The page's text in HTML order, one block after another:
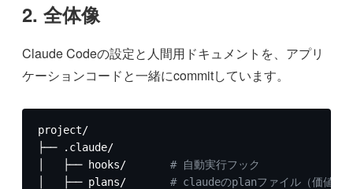
2. 全体像
Claude Codeの設定と人間用ドキュメントを、アプリ
ケーションコードと一緒にcommitしています。
project/
├── .claude/
│   ├── hooks/ # 自動実行フック
│   ├── plans/ # claudeのplanファイル（価値が